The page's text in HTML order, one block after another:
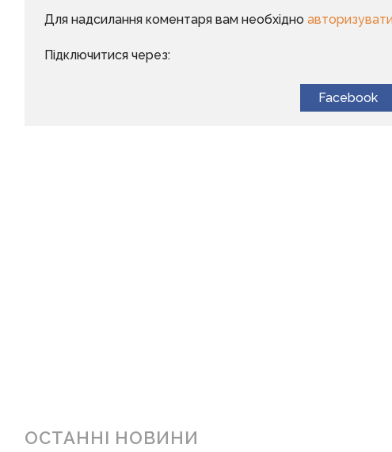
Для надсилання коментаря вам необхідно
Підключитися через:
Facebook
ОСТАННІ НОВИНИ